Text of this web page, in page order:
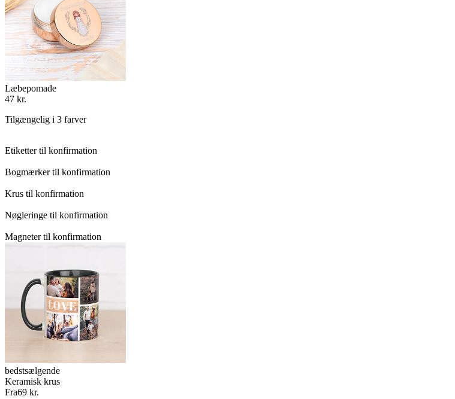
Læbepomade
47 kr.
Tilgængelig i 3 farver
Etiketter til konfirmation
Bogmærker til konfirmation
Krus til konfirmation
Nøgleringe til konfirmation
Magneter til konfirmation
bedstsælgende
Keramisk krus
Fra69 kr.